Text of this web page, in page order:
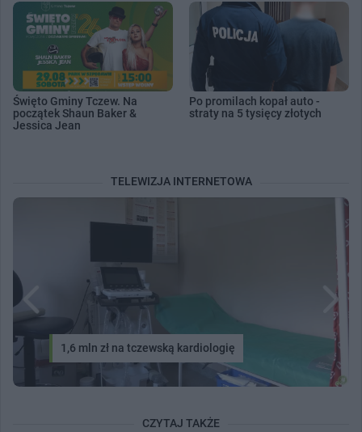
Święto Gminy Tczew. Na
początek Shaun Baker &
Jessica Jean
Po promilach kopał auto -
straty na 5 tysięcy złotych
TELEWIZJA INTERNETOWA
1,6 mln zł na tczewską kardiologię
CZYTAJ TAKŻE